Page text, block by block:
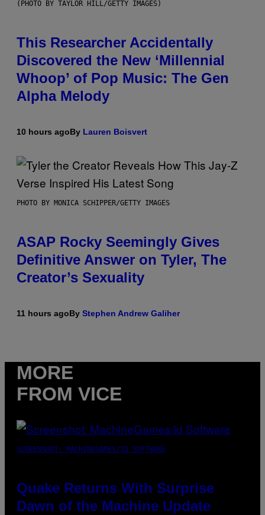
(PHOTO BY TAYLOR HILL/GETTY IMAGES)
This Researcher Accidentally
Discovered the New ‘Millennial
Whoop’ of Pop Music: The Gen
Alpha Melody
10 hours agoBy Lauren Boisvert
PHOTO BY MONICA SCHIPPER/GETTY IMAGES
ASAP Rocky Seemingly Gives
Definitive Answer on Tyler, The
Creator’s Sexuality
11 hours agoBy Stephen Andrew Galiher
MORE
FROM VICE
SCREENSHOT: MACHINEGAMES/ID SOFTWARE
Quake Returns With Surprise
Dawn of the Machine Update